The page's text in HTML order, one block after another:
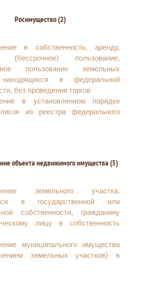
объекта налогообложения по
налогу
жалоб субъектов
их прав в сфере
деятельности, а также
и иных лиц,
в защиту прав
подозреваемых,
и осужденных за совершение
в связи с их
деятельностью
Росимущество (2)
в собственность, аренду,
(бессрочное) пользование,
пользование земельных
находящихся в федеральной
без проведения торгов
в установленном порядке
из реестра федерального
объекта недвижимого имущества (5)
земельного участка,
в государственной или
собственности, гражданину
лицу в собственность
муниципального имущества
земельных участков) в
торгов
согласование
земельного участка